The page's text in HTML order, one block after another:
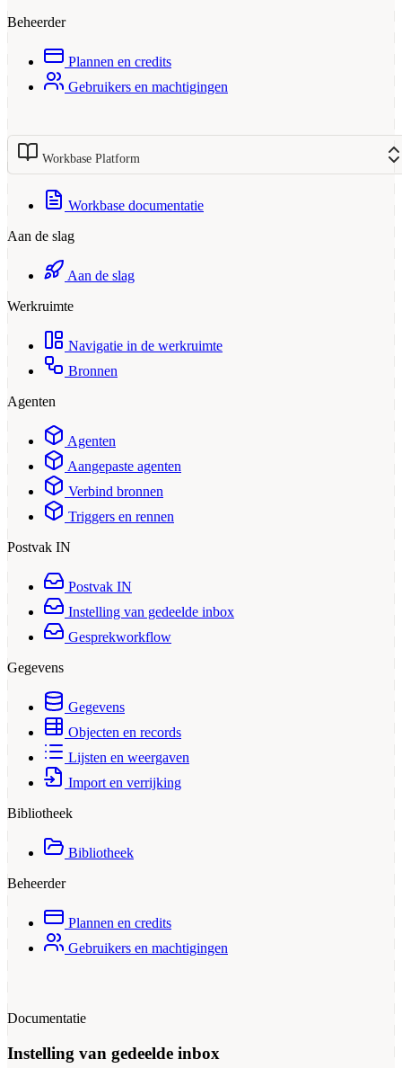
Beheerder
Plannen en credits
Gebruikers en machtigingen
Workbase Platform
Workbase documentatie
Aan de slag
Aan de slag
Werkruimte
Navigatie in de werkruimte
Bronnen
Agenten
Agenten
Aangepaste agenten
Verbind bronnen
Triggers en rennen
Postvak IN
Postvak IN
Instelling van gedeelde inbox
Gesprekworkflow
Gegevens
Gegevens
Objecten en records
Lijsten en weergaven
Import en verrijking
Bibliotheek
Bibliotheek
Beheerder
Plannen en credits
Gebruikers en machtigingen
Documentatie
Instelling van gedeelde inbox